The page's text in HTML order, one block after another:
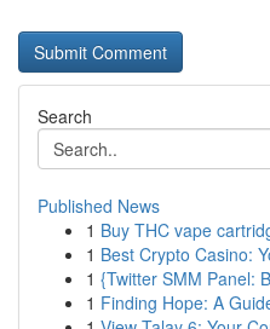
Search
Published News
1 Buy THC vape
1 Best Crypto Casino:
1 {Twitter SMM Panel:
1 Finding Hope: A